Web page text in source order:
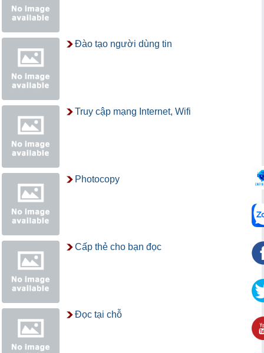
Đào tạo người dùng tin
Truy cập mạng Internet, Wifi
Photocopy
Cấp thẻ cho bạn đọc
Đọc tại chỗ